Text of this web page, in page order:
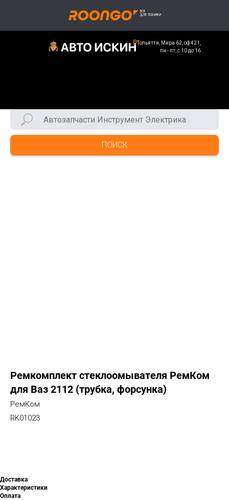
Тольятти, Мира 62, оф 421,
пн - пт, с 10 до 16
ПОИСК
Ремкомплект стеклоомывателя РемКом
для Ваз 2112 (трубка, форсунка)
РемКом
RK01023
Доставка
Характеристики
Оплата